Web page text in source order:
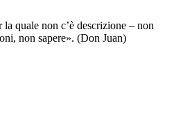
quale non c’è descrizione – non
non sapere». (Don Juan)